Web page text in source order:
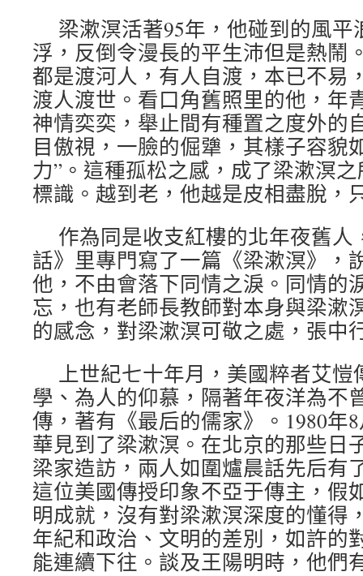
梁漱溟活著95年，他碰到的風
浮，反倒令漫長的平生沛但是熱鬧
都是渡河人，有人自渡，本已不易
渡人渡世。看口角舊照里的他，年
神情奕奕，舉止間有種置之度外的
目傲視，一臉的倔犟，其樣子容貌
力”。這種孤松之感，成了梁漱溟
標識。越到老，他越是皮相盡脫，
作為同是收支紅樓的北年夜舊
話》里專門寫了一篇《梁漱溟》，
他，不由會落下同情之淚。同情的
忘，也有老師長教師對本身與梁漱
的感念，對梁漱溟可敬之處，張中
上世紀七十年月，美國粹者艾
學、為人的仰慕，隔著年夜洋為不
傳，著有《最后的儒家》。1980年
華見到了梁漱溟。在北京的那些日
梁家造訪，兩人如圍爐晨話先后有
這位美國傳授印象不亞于傳主，假
明成就，沒有對梁漱溟深度的懂得
年紀和政治、文明的差別，如許的
能連續下往。談及王陽明時，他們